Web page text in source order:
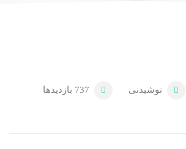
نوشیدنی 737 بازدیدها